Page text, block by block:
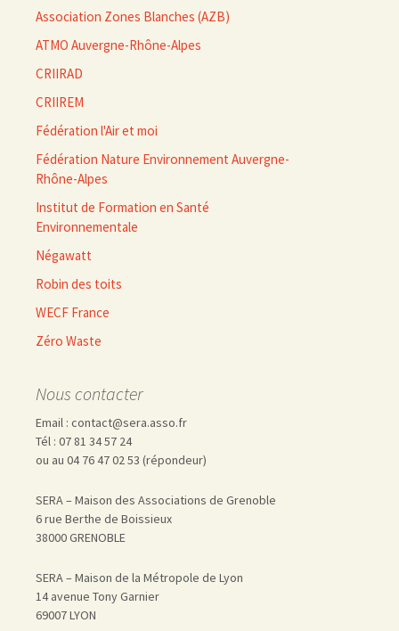
Association Zones Blanches (AZB)
ATMO Auvergne-Rhône-Alpes
CRIIRAD
CRIIREM
Fédération l'Air et moi
Fédération Nature Environnement Auvergne-
Rhône-Alpes
Institut de Formation en Santé
Environnementale
Négawatt
Robin des toits
WECF France
Zéro Waste
Nous contacter
Email : contact@sera.asso.fr
Tél : 07 81 34 57 24
ou au 04 76 47 02 53 (répondeur)
SERA – Maison des Associations de Grenoble
6 rue Berthe de Boissieux
38000 GRENOBLE
SERA – Maison de la Métropole de Lyon
14 avenue Tony Garnier
69007 LYON